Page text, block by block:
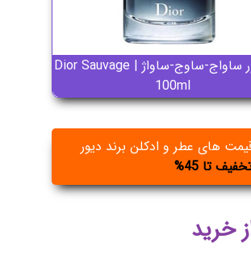
عطر دیور ساواج-ساوج-ساواژ | Dior Sauvage
100ml
های عطر و ادکلن برند دیور
تا 45%
خرید